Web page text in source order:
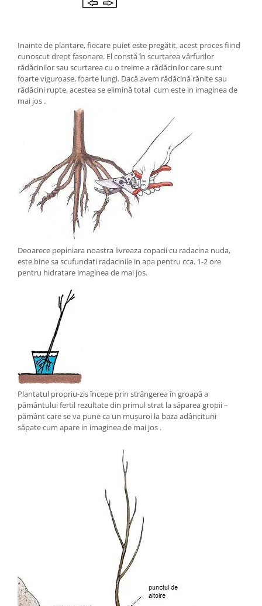
Inainte de plantare, fiecare puiet este pregătit, acest proces fiind
cunoscut drept fasonare. El constă în scurtarea vârfurilor
rădăcinilor sau scurtarea cu o treime a rădăcinilor care sunt
foarte viguroase, foarte lungi. Dacă avem rădăcină rănite sau
rădăcini rupte, acestea se elimină total cum este in imaginea de
mai jos .
Deoarece pepiniara noastra livreaza copacii cu radacina nuda,
este bine sa scufundati radacinile in apa pentru cca. 1-2 ore
pentru hidratare imaginea de mai jos.
Plantatul propriu-zis începe prin strângerea în groapă a
pământului fertil rezultate din primul strat la săparea gropii –
pământ care se va pune ca un mușuroi la baza adânciturii
săpate cum apare in imaginea de mai jos .